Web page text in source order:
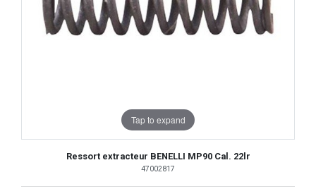
Tap to expand
Ressort extracteur BENELLI MP90 Cal. 22lr
47002817